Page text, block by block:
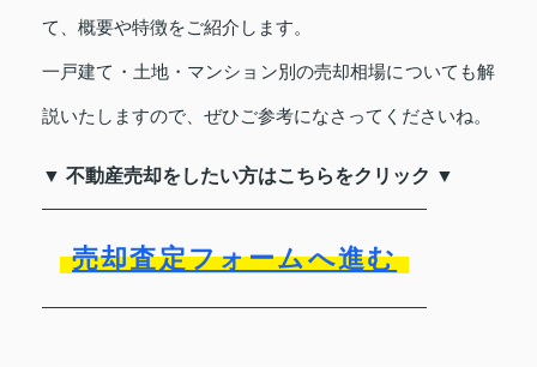
て、概要や特徴をご紹介します。
一戸建て・土地・マンション別の売却相場についても解
説いたしますので、ぜひご参考になさってくださいね。
▼ 不動産売却をしたい方はこちらをクリック ▼
売却査定フォームへ進む